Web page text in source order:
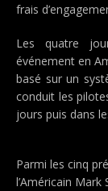
frais
Les quatre
événement en
basé sur un
conduit les
jours puis dans
Parmi les cinq
l’Américain Mark